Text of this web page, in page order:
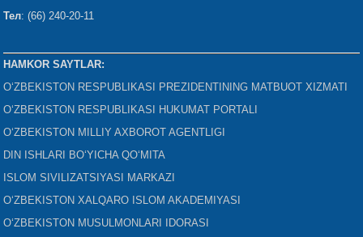
Тел: (66) 240-20-11
HAMKOR SAYTLAR:
O‘ZBEKISTON RESPUBLIKASI PREZIDENTINING MATBUOT XIZMATI
O‘ZBEKISTON RESPUBLIKASI HUKUMAT PORTALI
O‘ZBEKISTON MILLIY AXBOROT AGENTLIGI
DIN ISHLARI BO‘YICHA QO‘MITA
ISLOM SIVILIZATSIYASI MARKAZI
O‘ZBEKISTON XALQARO ISLOM AKADEMIYASI
O‘ZBEKISTON MUSULMONLARI IDORASI